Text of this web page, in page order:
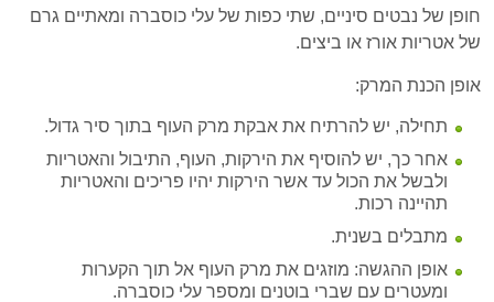
חופן של נבטים סיניים, שתי כפות של עלי כוסברה ומאתיים גרם
של אטריות אורז או ביצים.
אופן הכנת המרק:
תחילה, יש להרתיח את אבקת מרק העוף בתוך סיר גדול.
אחר כך, יש להוסיף את הירקות, העוף, התיבול והאטריות
ולבשל את הכול עד אשר הירקות יהיו פריכים והאטריות
תהיינה רכות.
מתבלים בשנית.
אופן ההגשה: מוזגים את מרק העוף אל תוך הקערות
ומעטרים עם שברי בוטנים ומספר עלי כוסברה.